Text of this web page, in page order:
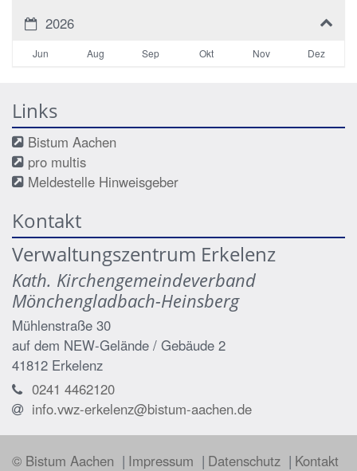
2026
Jun Aug Sep Okt Nov Dez
Links
Bistum Aachen
pro multis
Meldestelle Hinweisgeber
Kontakt
Verwaltungszentrum Erkelenz
Kath. Kirchengemeindeverband
Mönchengladbach-Heinsberg
Mühlenstraße 30
auf dem NEW-Gelände / Gebäude 2
41812 Erkelenz
0241 4462120
info.vwz-erkelenz@bistum-aachen.de
© Bistum Aachen Impressum Datenschutz Kontakt